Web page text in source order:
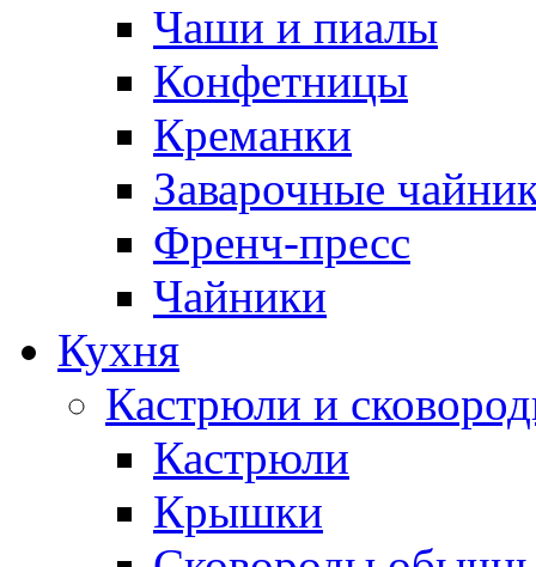
Чаши и пиалы
Конфетницы
Креманки
Заварочные
Френч-пресс
Чайники
Кухня
Кастрюли и
Кастрюли
Крышки